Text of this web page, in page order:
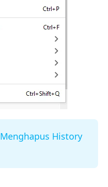
History